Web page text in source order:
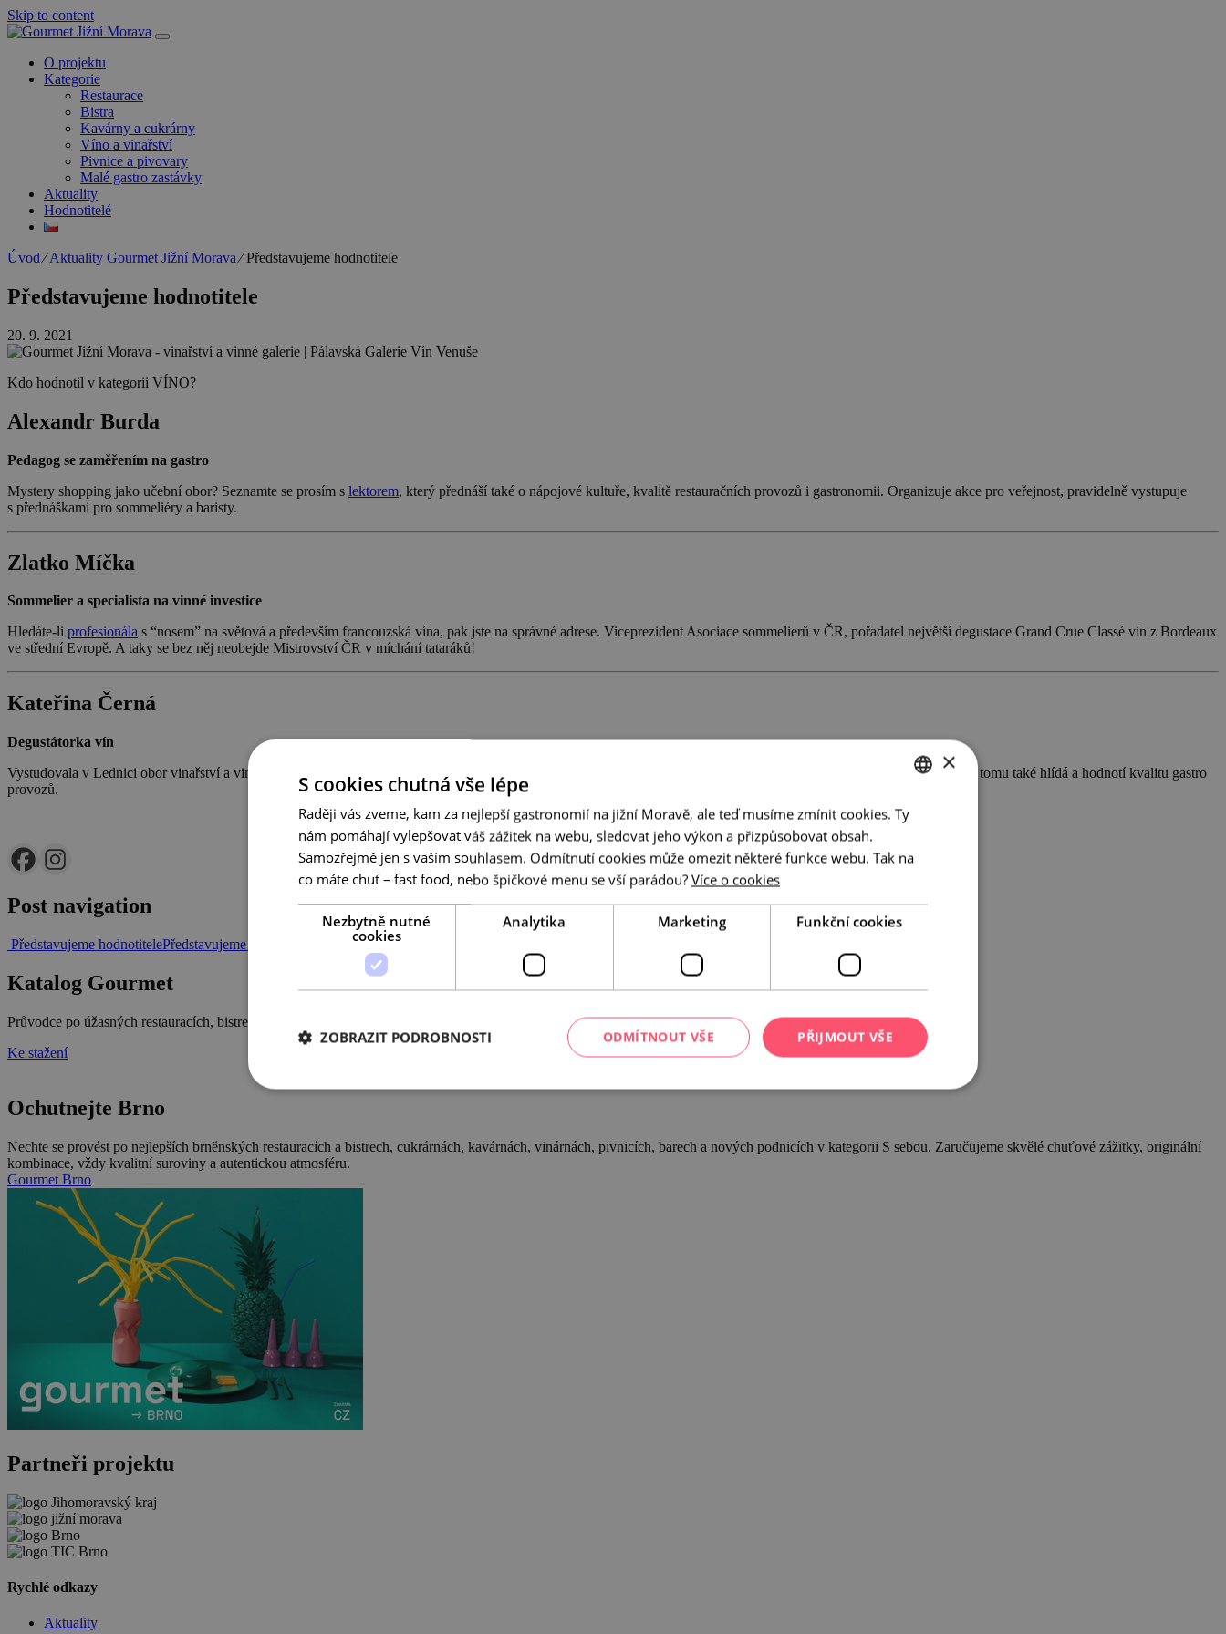
Skip to content
O projektu
Kategorie
Restaurace
Bistra
Kavárny a cukrárny
Víno a vinařství
Pivnice a pivovary
Malé gastro zastávky
Aktuality
Hodnotitelé
Úvod⁄Aktuality Gourmet Jižní Morava⁄Představujeme hodnotitele
Představujeme hodnotitele
20. 9. 2021
Kdo hodnotil v kategorii VÍNO?
Alexandr Burda
Pedagog se zaměřením na gastro
Mystery shopping jako učební obor? Seznamte se prosím s lektorem, který přednáší také o nápojové kultuře, kvalitě restauračních provozů i gastronomii. Organizuje akce pro veřejnost, pravidelně vystupuje
s přednáškami pro sommeliéry a baristy.
Zlatko Míčka
Sommelier a specialista na vinné investice
Hledáte-li profesionála s “nosem” na světová a především francouzská vína, pak jste na správné adrese. Viceprezident Asociace sommelierů v ČR, pořadatel největší degustace Grand Crue Classé vín z Bordeaux
ve střední Evropě. A taky se bez něj neobejde Mistrovství ČR v míchání tataráků!
Kateřina Černá
Degustátorka vín
Vystudovala v Lednici obor vinařství a vinohradnictví a láska k vínu ji provází i v pracovním životě. Hodnotí profesionálně na domácích i zahraničních soutěžích vín. K tomu také hlídá a hodnotí kvalitu gastro
provozů.
Post navigation
Představujeme hodnotitelePředstavujeme hodnotitele
Katalog Gourmet
Průvodce po úžasných restauracích, bistrech, kavárnách, vinařstvích a vinotékách, pivnicích a pivovarech jižní Moravy!
Ke stažení
Ochutnejte Brno
Nechte se provést po nejlepších brněnských restauracích a bistrech, cukrárnách, kavárnách, vinárnách, pivnicích, barech a nových podnicích v kategorii S sebou. Zaručujeme skvělé chuťové zážitky, originální
kombinace, vždy kvalitní suroviny a autentickou atmosféru.
Gourmet Brno
Partneři projektu
Rychlé odkazy
Aktuality
CZECH
×
S cookies chutná vše lépe
Raději vás zveme, kam za nejlepší gastronomií na jižní Moravě, ale teď musíme zmínit cookies. Ty
nám pomáhají vylepšovat váš zážitek na webu, sledovat jeho výkon a přizpůsobovat obsah.
Samozřejmě jen s vaším souhlasem. Odmítnutí cookies může omezit některé funkce webu. Tak na
co máte chuť – fast food, nebo špičkové menu se vší parádou? Více o cookies
Nezbytně nutné
cookies
Analytika Marketing Funkční cookies
PŘIJMOUT VŠE
ODMÍTNOUT VŠE
ZOBRAZIT PODROBNOSTI